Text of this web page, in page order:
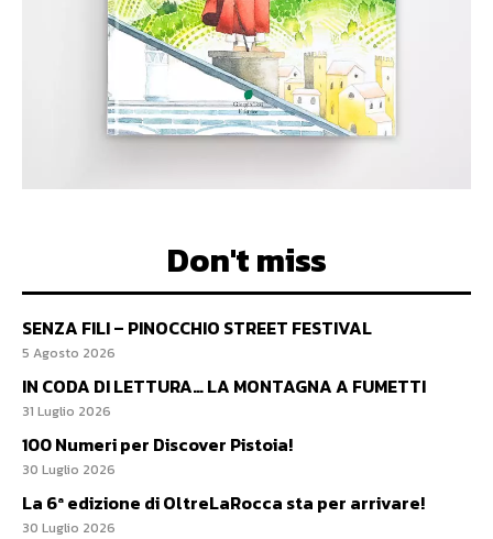
Don't miss
SENZA FILI – PINOCCHIO STREET FESTIVAL
5 Agosto 2026
IN CODA DI LETTURA… LA MONTAGNA A FUMETTI
31 Luglio 2026
100 Numeri per Discover Pistoia!
30 Luglio 2026
La 6ª edizione di OltreLaRocca sta per arrivare!
30 Luglio 2026